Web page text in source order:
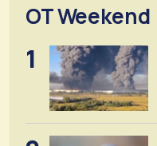
OT Weekend
1